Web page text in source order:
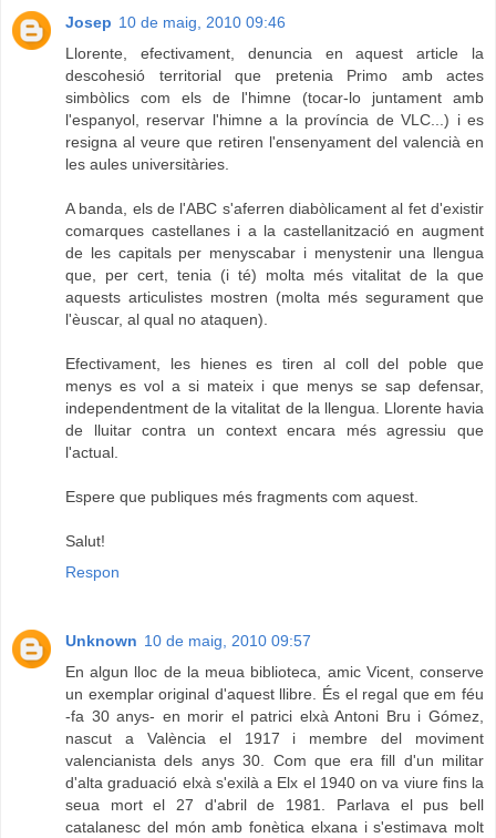
Josep 10 de maig, 2010 09:46
Llorente, efectivament, denuncia en aquest article la
descohesió territorial que pretenia Primo amb actes
simbòlics com els de l'himne (tocar-lo juntament amb
l'espanyol, reservar l'himne a la província de VLC...) i es
resigna al veure que retiren l'ensenyament del valencià en
les aules universitàries.
A banda, els de l'ABC s'aferren diabòlicament al fet d'existir
comarques castellanes i a la castellanització en augment
de les capitals per menyscabar i menystenir una llengua
que, per cert, tenia (i té) molta més vitalitat de la que
aquests articulistes mostren (molta més segurament que
l'èuscar, al qual no ataquen).
Efectivament, les hienes es tiren al coll del poble que
menys es vol a si mateix i que menys se sap defensar,
independentment de la vitalitat de la llengua. Llorente havia
de lluitar contra un context encara més agressiu que
l'actual.
Espere que publiques més fragments com aquest.
Salut!
Respon
Unknown 10 de maig, 2010 09:57
En algun lloc de la meua biblioteca, amic Vicent, conserve
un exemplar original d'aquest llibre. És el regal que em féu
-fa 30 anys- en morir el patrici elxà Antoni Bru i Gómez,
nascut a València el 1917 i membre del moviment
valencianista dels anys 30. Com que era fill d'un militar
d'alta graduació elxà s'exilà a Elx el 1940 on va viure fins la
seua mort el 27 d'abril de 1981. Parlava el pus bell
catalanesc del món amb fonètica elxana i s'estimava molt